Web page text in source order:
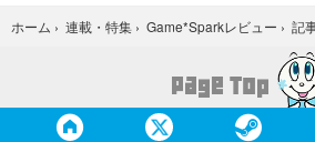
ホーム › 連載・特集 › Game*Sparkレビュー › 記